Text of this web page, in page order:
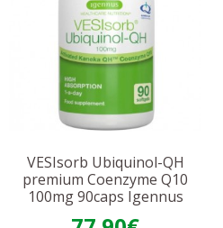
VESIsorb Ubiquinol-QH
premium Coenzyme Q10
100mg 90caps Igennus